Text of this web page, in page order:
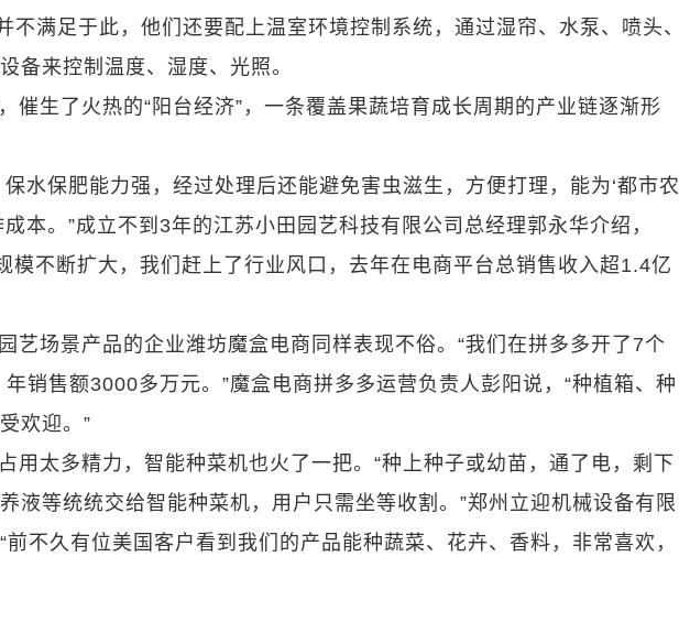
不满足于此，他们还要配上温室环境控制系统，通过湿帘、水泵、喷头、
备来控制温度、湿度、光照。
催生了火热的“阳台经济”，一条覆盖果蔬培育成长周期的产业链逐渐形
水保肥能力强，经过处理后还能避免害虫滋生，方便打理，能为‘都市农
本。”成立不到3年的江苏小田园艺科技有限公司总经理郭永华介绍，
模不断扩大，我们赶上了行业风口，去年在电商平台总销售收入超1.4亿
艺场景产品的企业潍坊魔盒电商同样表现不俗。“我们在拼多多开了7个
销售额3000多万元。”魔盒电商拼多多运营负责人彭阳说，“种植箱、种
欢迎。”
用太多精力，智能种菜机也火了一把。“种上种子或幼苗，通了电，剩下
液等统统交给智能种菜机，用户只需坐等收割。”郑州立迎机械设备有限
不久有位美国客户看到我们的产品能种蔬菜、花卉、香料，非常喜欢，